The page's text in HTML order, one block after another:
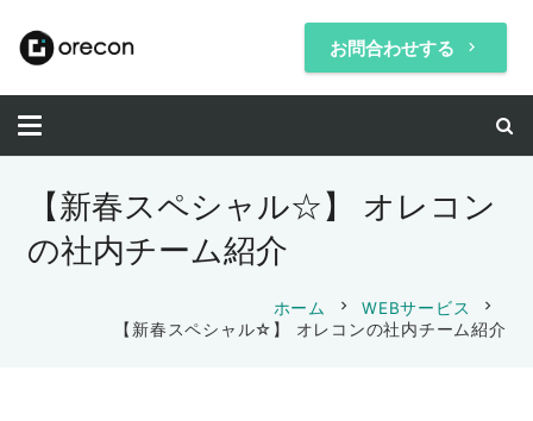
お問合わせする keyboard_arrow_right
【新春スペシャル☆】 オレコン
の社内チーム紹介
ホーム chevron_right WEBサービス chevron_right
【新春スペシャル☆】 オレコンの社内チーム紹介